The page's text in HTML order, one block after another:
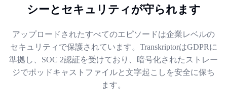
シーとセキュリティが守られます
アップロードされたすべてのエピソードは企業レベルの
セキュリティで保護されています。TranskriptorはGDPRに
準拠し、SOC 2認証を受けており、暗号化されたストレー
ジでポッドキャストファイルと文字起こしを安全に保ち
ます。